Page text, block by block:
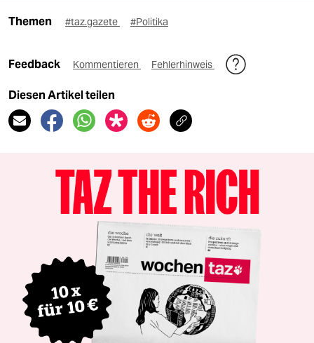
Themen #taz.gazete #Politika
Feedback Kommentieren Fehlerhinweis
Diesen Artikel teilen